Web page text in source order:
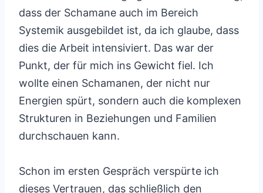
dass der Schamane auch im Bereich
Systemik ausgebildet ist, da ich glaube, dass
dies die Arbeit intensiviert. Das war der
Punkt, der für mich ins Gewicht fiel. Ich
wollte einen Schamanen, der nicht nur
Energien spürt, sondern auch die komplexen
Strukturen in Beziehungen und Familien
durchschauen kann.
Schon im ersten Gespräch verspürte ich
dieses Vertrauen, das schließlich den